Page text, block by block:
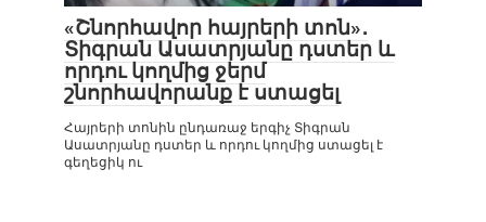
«Շնորհավոր հայրերի տոն»․
Տիգրան Ասատրյանը դստեր և
որդու կողմից ջերմ
շնորհավորանք է ստացել
Հայրերի տոնին ընդառաջ երգիչ Տիգրան
Ասատրյանը դստեր և որդու կողմից ստացել է
գեղեցիկ ու